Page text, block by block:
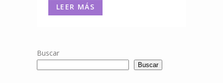
LEER MÁS
Buscar
Buscar